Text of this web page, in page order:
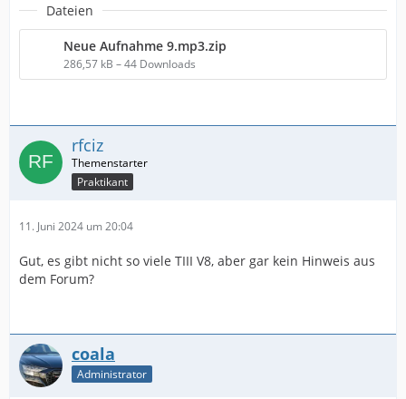
Dateien
Neue Aufnahme 9.mp3.zip
286,57 kB – 44 Downloads
rfciz
Praktikant
11. Juni 2024 um 20:04
Gut, es gibt nicht so viele TIII V8, aber gar kein Hinweis aus
dem Forum?
coala
Administrator